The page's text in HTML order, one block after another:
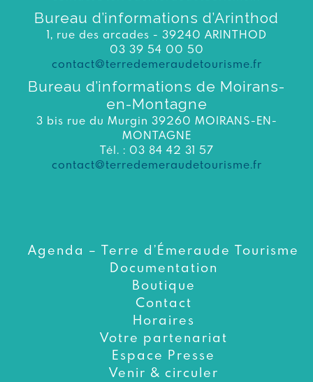
Bureau d’informations d’Arinthod
1, rue des arcades - 39240 ARINTHOD
03 39 54 00 50
contact@terredemeraudetourisme.fr
Bureau d’informations de Moirans-
en-Montagne
3 bis rue du Murgin 39260 MOIRANS-EN-
MONTAGNE
Tél. : 03 84 42 31 57
contact@terredemeraudetourisme.fr
Agenda – Terre d’Émeraude Tourisme
Documentation
Boutique
Contact
Horaires
Votre partenariat
Espace Presse
Venir & circuler